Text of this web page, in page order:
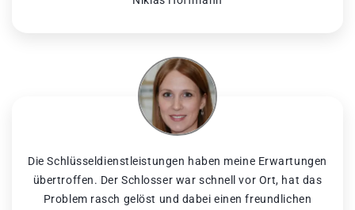
Die Schlüsseldienstleistungen haben meine Erwartungen
übertroffen. Der Schlosser war schnell vor Ort, hat das
Problem rasch gelöst und dabei einen freundlichen